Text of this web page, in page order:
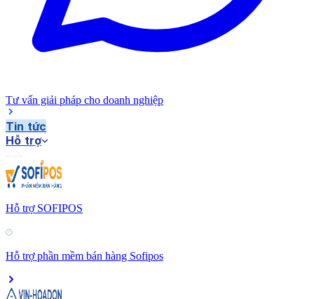
Tư vấn giải pháp cho doanh nghiệp
Tin tức
Hỗ trợ
Hỗ trợ SOFIPOS
Hỗ trợ phần mềm bán hàng Sofipos